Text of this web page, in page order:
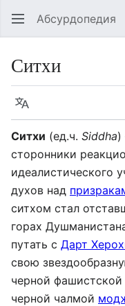
Абсурдопедия
Ситхи
Язык
Ситхи (ед.ч. Siddha)
сторонники
идеалистического
духов над
ситхом стал
горах
путать с Дарт
свою
черной
черной чалмой